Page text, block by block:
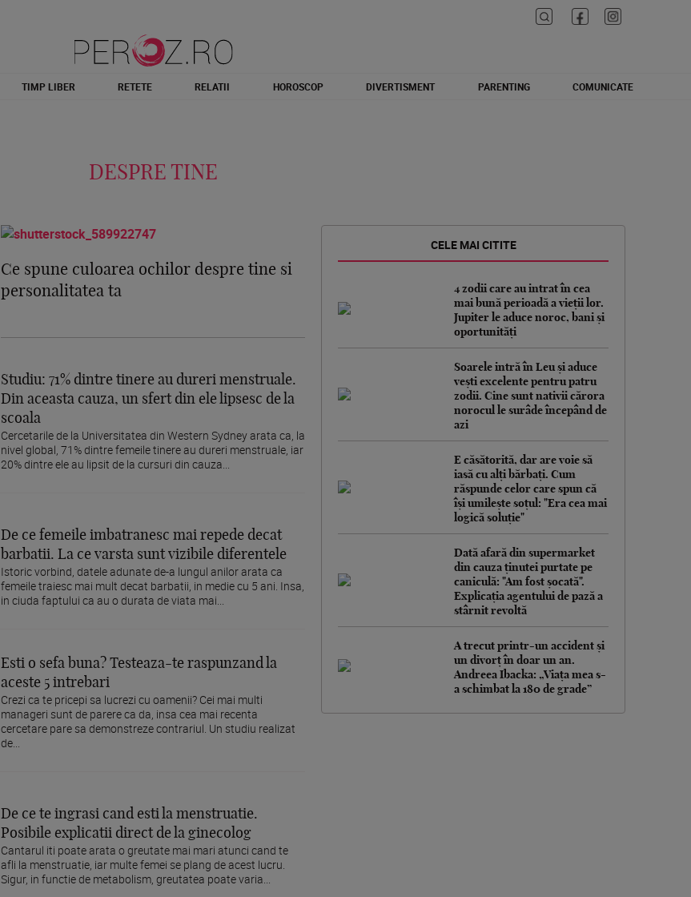
TIMP LIBER RETETE RELATII HOROSCOP DIVERTISMENT PARENTING
COMUNICATE
DESPRE TINE
Ce spune culoarea ochilor despre tine si
personalitatea ta
Studiu: 71% dintre tinere au dureri menstruale.
Din aceasta cauza, un sfert din ele lipsesc de la
scoala
Cercetarile de la Universitatea din Western Sydney arata ca, la
nivel global, 71% dintre femeile tinere au dureri menstruale, iar
20% dintre ele au lipsit de la cursuri din cauza...
De ce femeile imbatranesc mai repede decat
barbatii. La ce varsta sunt vizibile diferentele
Istoric vorbind, datele adunate de-a lungul anilor arata ca
femeile traiesc mai mult decat barbatii, in medie cu 5 ani. Insa,
in ciuda faptului ca au o durata de viata mai...
Esti o sefa buna? Testeaza-te raspunzand la
aceste 5 intrebari
Crezi ca te pricepi sa lucrezi cu oamenii? Cei mai multi
manageri sunt de parere ca da, insa cea mai recenta
cercetare pare sa demonstreze contrariul. Un studiu realizat
de...
De ce te ingrasi cand esti la menstruatie.
Posibile explicatii direct de la ginecolog
Cantarul iti poate arata o greutate mai mari atunci cand te
afli la menstruatie, iar multe femei se plang de acest lucru.
Sigur, in functie de metabolism, greutatea poate varia...
CELE MAI CITITE
4 zodii care au intrat în cea
mai bună perioadă a vieții lor.
Jupiter le aduce noroc, bani și
oportunități
Soarele intră în Leu și aduce
vești excelente pentru patru
zodii. Cine sunt nativii cărora
norocul le surâde începând de
azi
E căsătorită, dar are voie să
iasă cu alți bărbați. Cum
răspunde celor care spun că
își umilește soțul: "Era cea mai
logică soluție"
Dată afară din supermarket
din cauza ținutei purtate pe
caniculă: "Am fost șocată".
Explicația agentului de pază a
stârnit revoltă
A trecut printr-un accident și
un divorț în doar un an.
Andreea Ibacka: „Viața mea s-
a schimbat la 180 de grade”